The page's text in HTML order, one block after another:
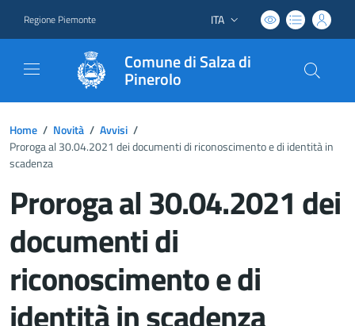
Regione Piemonte Lingua attiva:
ITA
Comune di Salza di
Pinerolo
Home / Novità / Avvisi /
Proroga al 30.04.2021 dei documenti di riconoscimento e di identità in
scadenza
Proroga al 30.04.2021 dei
documenti di
riconoscimento e di